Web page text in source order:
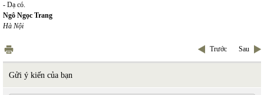
- Dạ có.
Ngô Ngọc Trang
Hà Nội
Trước Sau
Gửi ý kiến của bạn